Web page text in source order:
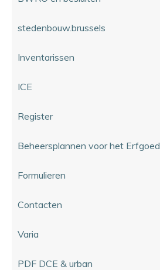
stedenbouw.brussels
Inventarissen
ICE
Register
Beheersplannen voor het Erfgoed
Formulieren
Contacten
Varia
PDF DCE & urban